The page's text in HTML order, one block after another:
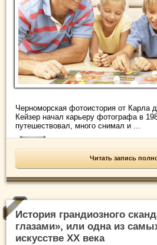
Черноморская фотоистория от Карла
Кейзер начал карьеру фотографа в
путешествовал, много снимал и ...
Читать запись
История грандиозного
глазами», или одна из
искусстве XX века